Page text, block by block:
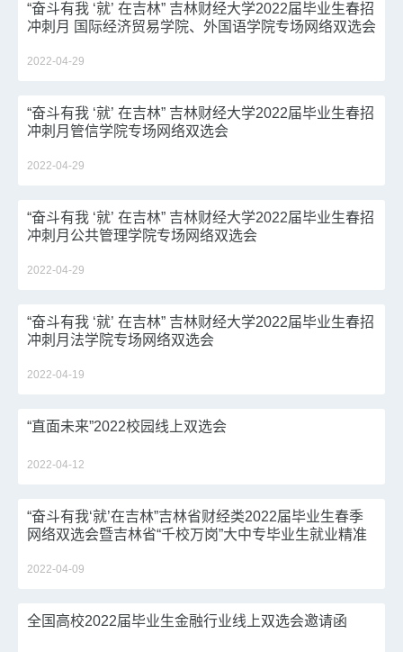
“奋斗有我 ‘就’ 在吉林” 吉林财经大学2022届毕业生春招
冲刺月 国际经济贸易学院、外国语学院专场网络双选会
2022-04-29
“奋斗有我 ‘就’ 在吉林” 吉林财经大学2022届毕业生春招
冲刺月管信学院专场网络双选会
2022-04-29
“奋斗有我 ‘就’ 在吉林” 吉林财经大学2022届毕业生春招
冲刺月公共管理学院专场网络双选会
2022-04-29
“奋斗有我 ‘就’ 在吉林” 吉林财经大学2022届毕业生春招
冲刺月法学院专场网络双选会
2022-04-19
“直面未来”2022校园线上双选会
2022-04-12
“奋斗有我‘就’在吉林”吉林省财经类2022届毕业生春季
网络双选会暨吉林省“千校万岗”大中专毕业生就业精准
2022-04-09
全国高校2022届毕业生金融行业线上双选会邀请函